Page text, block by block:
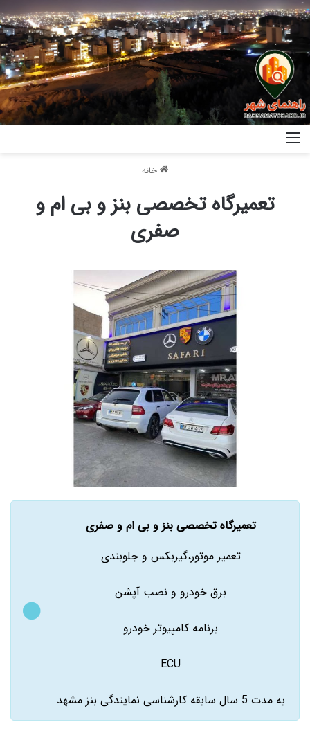
خانه
تعمیرگاه تخصصی بنز و بی ام و
صفری
تعمیرگاه تخصصی بنز و بی ام و صفری
تعمیر موتور،گیربکس و جلوبندی
برق خودرو و نصب آپشن
برنامه کامپیوتر خودرو
ECU
به مدت 5 سال سابقه کارشناسی نمایندگی بنز مشهد